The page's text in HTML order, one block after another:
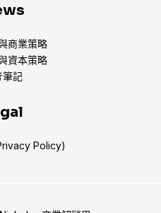
商業策略
資本策略
筆記
Policy)